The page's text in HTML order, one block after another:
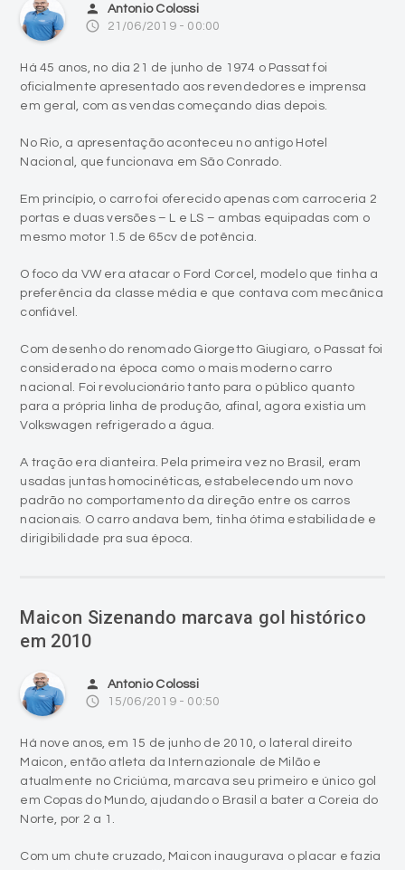
person Antonio Colossi
access_time 21/06/2019 - 00:00
Há 45 anos, no dia 21 de junho de 1974 o Passat foi
oficialmente apresentado aos revendedores e imprensa
em geral, com as vendas começando dias depois.
No Rio, a apresentação aconteceu no antigo Hotel
Nacional, que funcionava em São Conrado.
Em princípio, o carro foi oferecido apenas com carroceria 2
portas e duas versões – L e LS – ambas equipadas com o
mesmo motor 1.5 de 65cv de potência.
O foco da VW era atacar o Ford Corcel, modelo que tinha a
preferência da classe média e que contava com mecânica
confiável.
Com desenho do renomado Giorgetto Giugiaro, o Passat foi
considerado na época como o mais moderno carro
nacional. Foi revolucionário tanto para o público quanto
para a própria linha de produção, afinal, agora existia um
Volkswagen refrigerado a água.
A tração era dianteira. Pela primeira vez no Brasil, eram
usadas juntas homocinéticas, estabelecendo um novo
padrão no comportamento da direção entre os carros
nacionais. O carro andava bem, tinha ótima estabilidade e
dirigibilidade pra sua época.
Maicon Sizenando marcava gol histórico
em 2010
person Antonio Colossi
access_time 15/06/2019 - 00:50
Há nove anos, em 15 de junho de 2010, o lateral direito
Maicon, então atleta da Internazionale de Milão e
atualmente no Criciúma, marcava seu primeiro e único gol
em Copas do Mundo, ajudando o Brasil a bater a Coreia do
Norte, por 2 a 1.
Com um chute cruzado, Maicon inaugurava o placar e fazia